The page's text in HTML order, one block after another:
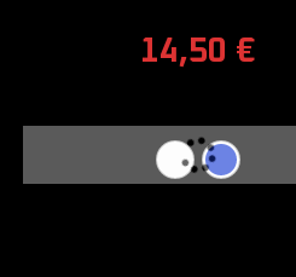
14,50 €